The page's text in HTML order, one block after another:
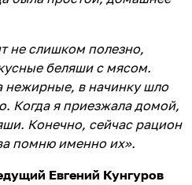
не слишком полезно,
беляши с мясом.
нежирные, в начинку шло
Когда я приезжала домой,
Конечно, сейчас рацион
помню именно их».
Евгений Кунгуров